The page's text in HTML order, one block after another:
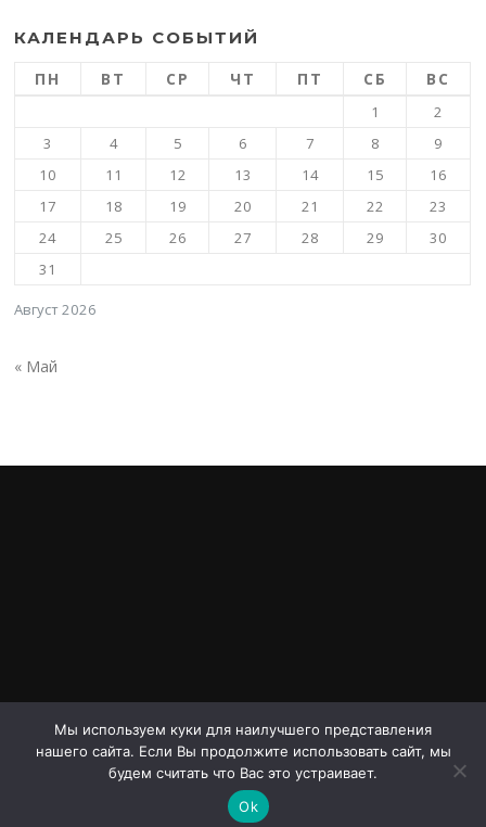
КАЛЕНДАРЬ СОБЫТИЙ
Август 2026
ПН ВТ СР ЧТ ПТ СБ ВС
1
2
3
4 5 6 7 8
9
10
11 12 13 14 15
16
17
18 19 20 21 22
23
24
25 26 27 28 29
30
31
« Май
Авторское право © 2026 Проспект Дериглазова. Все права
защищены.
Screenr parallax themeот FameThemes
Мы используем куки для наилучшего представления
нашего сайта. Если Вы продолжите использовать сайт, мы
будем считать что Вас это устраивает.
Ok